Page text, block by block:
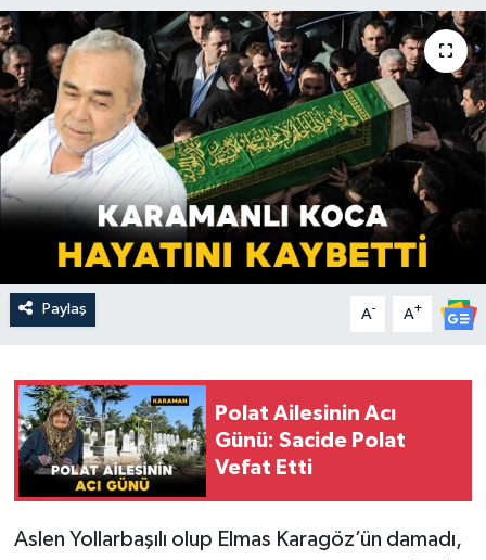
Paylaş A- A+
Polat Ailesinin Acı
Günü: Sacide Polat
Vefat Etti
Aslen Yollarbaşılı olup Elmas Karagöz’ün damadı,